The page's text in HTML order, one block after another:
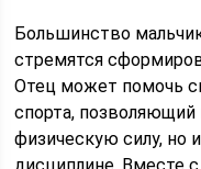
Большинство
стремятся
Отец может помочь
спорта,
физическую силу, но